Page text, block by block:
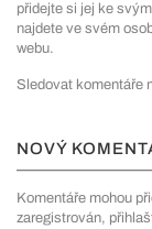
přidejte si jej ke
najdete ve svém
webu.
Sledovat komentáře
NOVÝ
Komentáře mohou
zaregistrován,